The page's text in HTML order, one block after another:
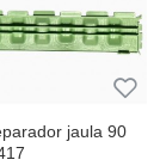
jaula 90